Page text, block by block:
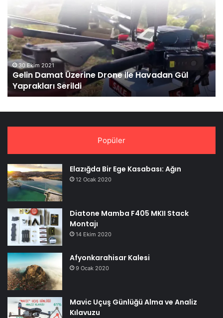
Drone
ile
Havadan
Gül
Yaprakları
Serildi
30 Ekim 2021
Gelin Damat Üzerine Drone ile Havadan Gül
Yaprakları Serildi
Popüler
Elazığda Bir Ege Kasabası: Ağın
12 Ocak 2020
Diatone Mamba F405 MKII Stack
Montajı
14 Ekim 2020
Afyonkarahisar Kalesi
9 Ocak 2020
Mavic Uçuş Günlüğü Alma ve Analiz
Kılavuzu